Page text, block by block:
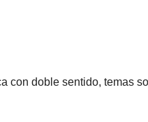
con doble sentido, temas